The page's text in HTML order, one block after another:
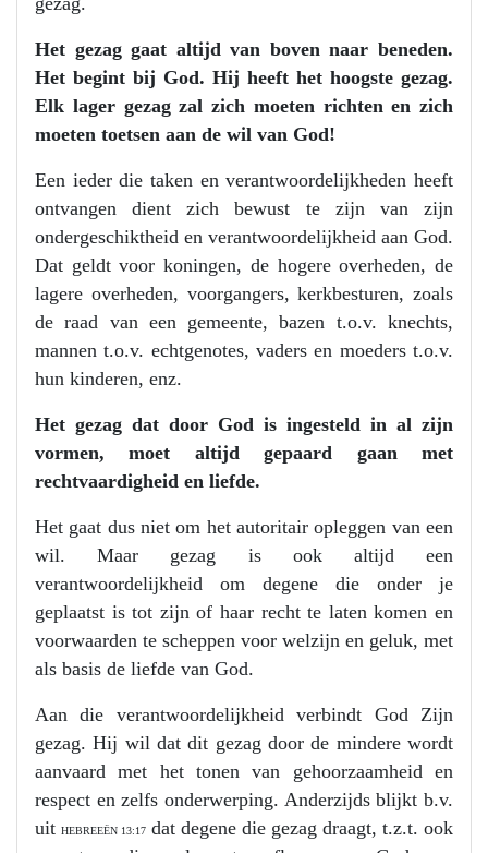
Het gezag gaat altijd van boven naar beneden.
Het begint bij God. Hij heeft het hoogste gezag.
Elk lager gezag zal zich moeten richten en zich
moeten toetsen aan de wil van God!
Een ieder die taken en verantwoordelijkheden heeft
ontvangen dient zich bewust te zijn van zijn
ondergeschiktheid en verantwoordelijkheid aan God.
Dat geldt voor koningen, de hogere overheden, de
lagere overheden, voorgangers, kerkbesturen, zoals
de raad van een gemeente, bazen t.o.v. knechts,
mannen t.o.v. echtgenotes, vaders en moeders t.o.v.
hun kinderen, enz.
Het gezag dat door God is ingesteld in al zijn
vormen, moet altijd gepaard gaan met
rechtvaardigheid en liefde.
Het gaat dus niet om het autoritair opleggen van een
wil. Maar gezag is ook altijd een
verantwoordelijkheid om degene die onder je
geplaatst is tot zijn of haar recht te laten komen en
voorwaarden te scheppen voor welzijn en geluk, met
als basis de liefde van God.
Aan die verantwoordelijkheid verbindt God Zijn
gezag. Hij wil dat dit gezag door de mindere wordt
aanvaard met het tonen van gehoorzaamheid en
respect en zelfs onderwerping. Anderzijds blijkt b.v.
uit HEBREEËN 13:17 dat degene die gezag draagt, t.z.t. ook